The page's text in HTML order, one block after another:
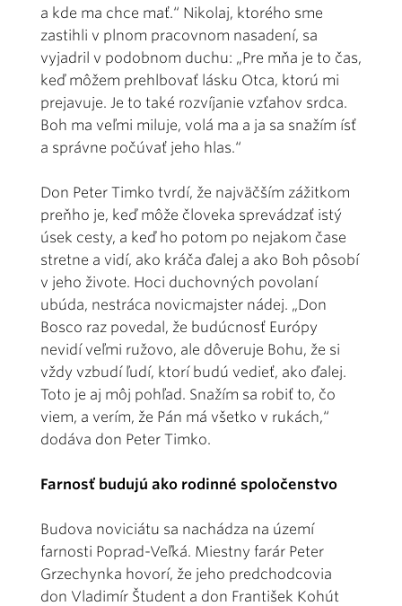
a kde ma chce mať.“ Nikolaj, ktorého sme
zastihli v plnom pracovnom nasadení, sa
vyjadril v podobnom duchu: „Pre mňa je to čas,
keď môžem prehlbovať lásku Otca, ktorú mi
prejavuje. Je to také rozvíjanie vzťahov srdca.
Boh ma veľmi miluje, volá ma a ja sa snažím ísť
a správne počúvať jeho hlas.“
Don Peter Timko tvrdí, že najväčším zážitkom
preňho je, keď môže človeka sprevádzať istý
úsek cesty, a keď ho potom po nejakom čase
stretne a vidí, ako kráča ďalej a ako Boh pôsobí
v jeho živote. Hoci duchovných povolaní
ubúda, nestráca novicmajster nádej. „Don
Bosco raz povedal, že budúcnosť Európy
nevidí veľmi ružovo, ale dôveruje Bohu, že si
vždy vzbudí ľudí, ktorí budú vedieť, ako ďalej.
Toto je aj môj pohľad. Snažím sa robiť to, čo
viem, a verím, že Pán má všetko v rukách,“
dodáva don Peter Timko.
Farnosť budujú ako rodinné spoločenstvo
Budova noviciátu sa nachádza na území
farnosti Poprad-Veľká. Miestny farár Peter
Grzechynka hovorí, že jeho predchodcovia
don Vladimír Študent a don František Kohút